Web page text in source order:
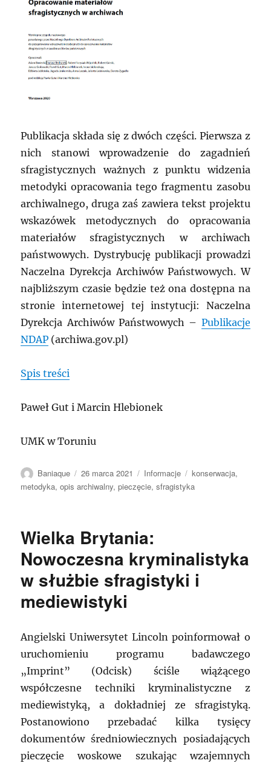
Publikacja składa się z dwóch części. Pierwsza z
nich stanowi wprowadzenie do zagadnień
sfragistycznych ważnych z punktu widzenia
metodyki opracowania tego fragmentu zasobu
archiwalnego, druga zaś zawiera tekst projektu
wskazówek metodycznych do opracowania
materiałów sfragistycznych w archiwach
państwowych. Dystrybucję publikacji prowadzi
Naczelna Dyrekcja Archiwów Państwowych. W
najbliższym czasie będzie też ona dostępna na
stronie internetowej tej instytucji: Naczelna
Dyrekcja Archiwów Państwowych – Publikacje
NDAP (archiwa.gov.pl)
Spis treści
Paweł Gut i Marcin Hlebionek
UMK w Toruniu
Autor
Baniaque
Data
publikacji
26 marca 2021 Kategorie
Informacje Tagi
konserwacja,
metodyka,opis archiwalny,pieczęcie,sfragistyka
Wielka Brytania:
Nowoczesna kryminalistyka
w służbie sfragistyki i
mediewistyki
Angielski Uniwersytet Lincoln poinformował o
uruchomieniu programu badawczego
„Imprint” (Odcisk) ściśle wiążącego
współczesne techniki kryminalistyczne z
mediewistyką, a dokładniej ze sfragistyką.
Postanowiono przebadać kilka tysięcy
dokumentów średniowiecznych posiadających
pieczęcie woskowe szukając wzajemnych